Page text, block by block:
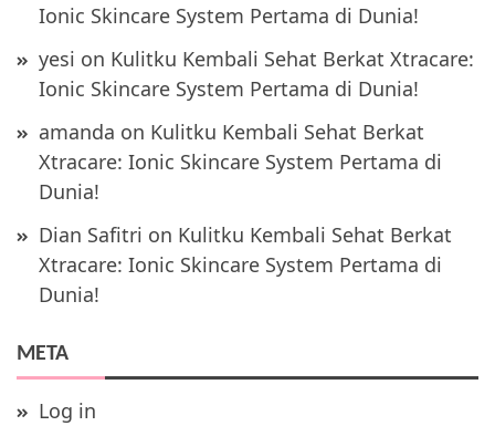
Ionic Skincare System Pertama di Dunia!
yesi on Kulitku Kembali Sehat Berkat Xtracare:
Ionic Skincare System Pertama di Dunia!
amanda on Kulitku Kembali Sehat Berkat
Xtracare: Ionic Skincare System Pertama di
Dunia!
Dian Safitri on Kulitku Kembali Sehat Berkat
Xtracare: Ionic Skincare System Pertama di
Dunia!
META
Log in